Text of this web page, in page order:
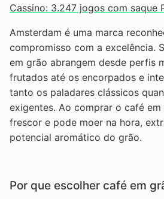
Cassino: 3.247 jogos com saque
Amsterdam é uma marca
compromisso com a excelência.
em grão abrangem desde perfis
frutados até os encorpados e
tanto os paladares clássicos
exigentes. Ao comprar o café
frescor e pode moer na hora,
potencial aromático do grão.
Por que escolher café em